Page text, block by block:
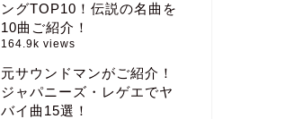
ングTOP10！伝説の名曲を
10曲ご紹介！
164.9k views
元サウンドマンがご紹介！
ジャパニーズ・レゲエでヤ
バイ曲15選！